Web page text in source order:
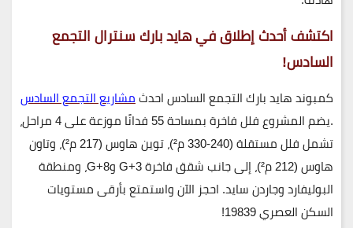
اكتشف أحدث إطلاق في هايد بارك سنترال التجمع
السادس!
كمبوند هايد بارك التجمع السادس احدثمشاريع التجمع السادس
.يضم المشروعفلل فاخرة بمساحة 55 فدانًا موزعة على 4 مراحل
،
تشمل
فلل مستقلة (240-330 م²)، توين هاوس (217 م²)، وتاون
هاوس (212 م²)
، إلى جانب
شقق فاخرة G+3 وG+8، ومنطقة
البوليفارد وجاردن سايد. احجز الآن واستمتعبأرقى مستويات
السكن العصري 19839!